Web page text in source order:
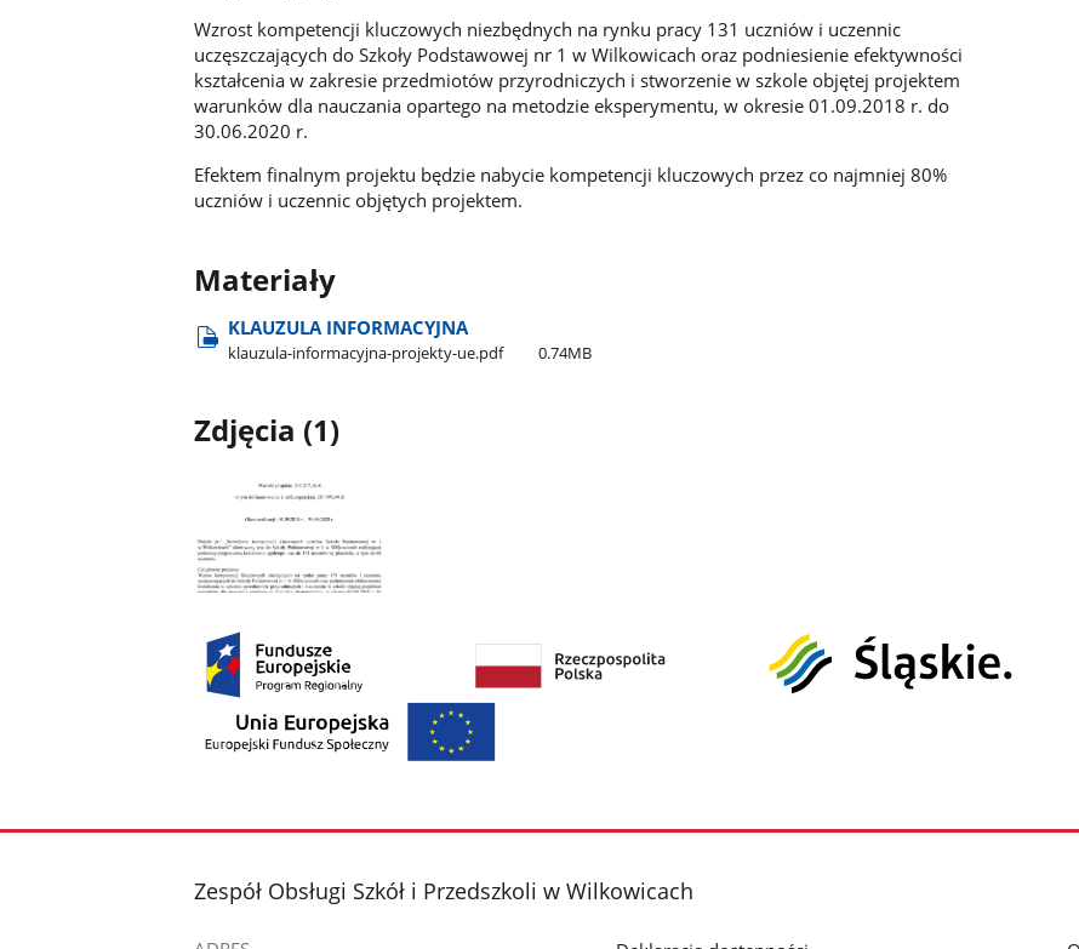
Wzrost kompetencji kluczowych niezbędnych na rynku pracy 131 uczniów i uczennic
uczęszczających do Szkoły Podstawowej nr 1 w Wilkowicach oraz podniesienie efektywności
kształcenia w zakresie przedmiotów przyrodniczych i stworzenie w szkole objętej projektem
warunków dla nauczania opartego na metodzie eksperymentu, w okresie 01.09.2018 r. do
30.06.2020 r.
Efektem finalnym projektu będzie nabycie kompetencji kluczowych przez co najmniej 80%
uczniów i uczennic objętych projektem.
Materiały
KLAUZULA INFORMACYJNA
klauzula-informacyjna-projekty-ue.pdf 0.74MB
Zdjęcia (1)
zdjęcie
galerii.
stopka
Zespół Obsługi Szkół i Przedszkoli w Wilkowicach